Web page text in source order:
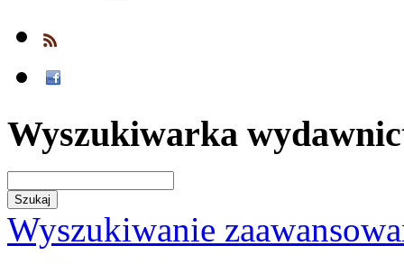
Wyszukiwarka
Wyszukiwanie